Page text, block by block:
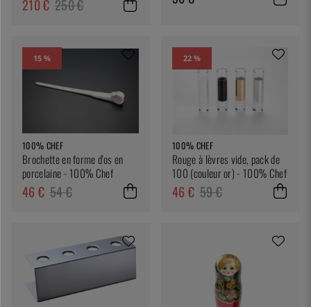
210 € 250 €
15 %
100% CHEF
Brochette en forme d'os en
porcelaine - 100% Chef
46 € 54 €
22 %
100% CHEF
Rouge à lèvres vide, pack de
100 (couleur or) - 100% Chef
46 € 59 €